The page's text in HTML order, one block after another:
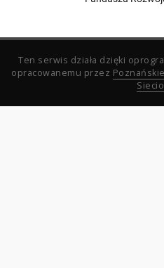
Ten serwis działa dzięki
opracowanemu przez